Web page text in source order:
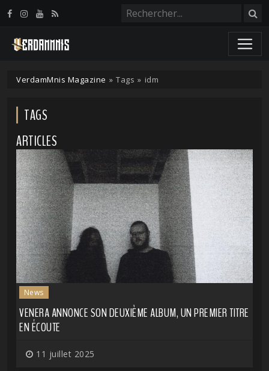
VerdamMnis Magazine » Tags » idm
TAGS
ARTICLES
News
VENERA ANNONCE SON DEUXIÈME ALBUM, UN PREMIER TITRE
EN ÉCOUTE
11 juillet 2025
Panneau de gestion des cookies